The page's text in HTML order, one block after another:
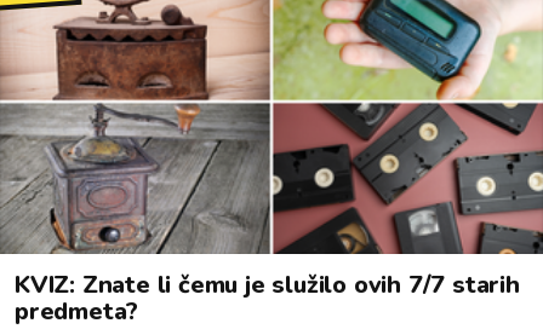
KVIZ: Znate li čemu je služilo ovih 7/7 starih
predmeta?